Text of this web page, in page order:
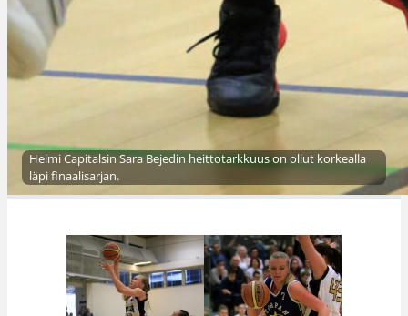
Helmi Capitalsin Sara Bejedin heittotarkkuus on ollut korkealla
läpi finaalisarjan.